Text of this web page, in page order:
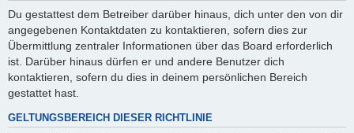
Du gestattest dem Betreiber darüber hinaus, dich unter den von dir
angegebenen Kontaktdaten zu kontaktieren, sofern dies zur
Übermittlung zentraler Informationen über das Board erforderlich
ist. Darüber hinaus dürfen er und andere Benutzer dich
kontaktieren, sofern du dies in deinem persönlichen Bereich
gestattet hast.
GELTUNGSBEREICH DIESER RICHTLINIE